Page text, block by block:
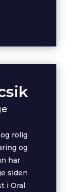
rolig
og
har
siden
i Oral